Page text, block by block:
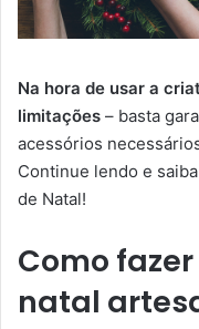
Na hora de usar a
limitações – basta
acessórios
Continue lendo e
de Natal!
Como
natal